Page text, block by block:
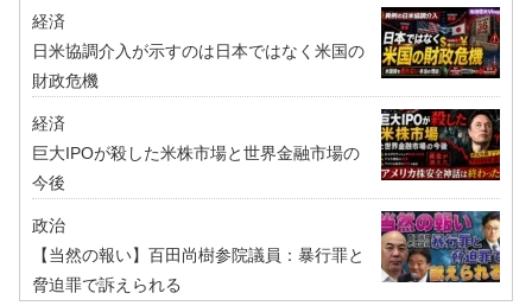
経済
日米協調介入が示すのは日本ではなく米国の
財政危機
経済
巨大IPOが殺した米株市場と世界金融市場の
今後
政治
【当然の報い】百田尚樹参院議員：暴行罪と
脅迫罪で訴えられる